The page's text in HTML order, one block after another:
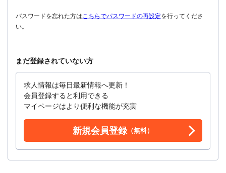
パスワードを忘れた方はこちらでパスワードの再設定を行ってくださ
い。
まだ登録されていない方
求人情報は毎日最新情報へ更新！
会員登録すると利用できる
マイページはより便利な機能が充実
新規会員登録（無料）